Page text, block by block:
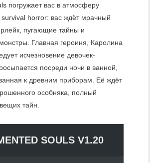
погружает вас в атмосферу
survival horror: вас ждёт мрачный
пугающие тайны и
Главная героиня, Каролина
исчезновение девочек-
посреди ночи в ванной,
к древним приборам. Её ждёт
особняка, полный
тайн.
SOULS V1.20